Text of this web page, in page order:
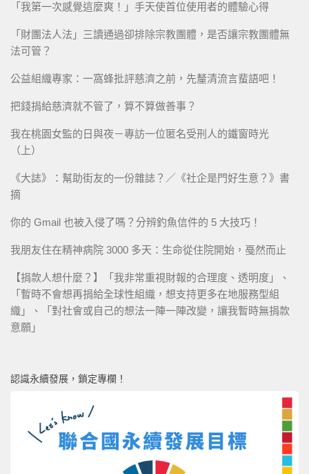
「我第一次感覺這麼爽！」手天使首位使用者的體驗心得
「財團法人法」三讀通過卻排除宗教團體，是否讓宗教團體無
法可管？
公益組織專家：一窩蜂批評慈濟之前，先釐清流言蜚語吧！
把錢捐給慈濟就不管了，算不算做善事？
我在桃園女監的日與夜－專訪一位匿名受刑人的鐵窗時光
（上）
《大誌》：幫助街友的一份雜誌？／《社企是門好生意？》書
摘
你的 Gmail 也被入侵了嗎？分辨釣魚信件的 5 大技巧！
我朋友住在精神病院 3000 多天：生命從住院開始，戞然而止
【捐款人想什麼？】「我非常重視財報的合理度、透明度」、
「暫時不會想再捐給全球性組織，想支持更多在地服務型組
織」、「對社會或自己的想法一陣一陣改變，讓我暫時無捐款
意願」
認識永續發展，鎖定專欄！